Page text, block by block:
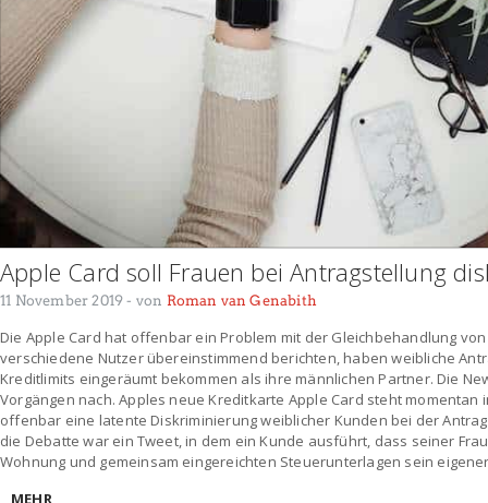
Apple Card soll Frauen bei Antragstellung
11 November 2019 - von Roman van Genabith
Die Apple Card hat offenbar ein Problem mit der Gleichbehandlung
verschiedene Nutzer übereinstimmend berichten, haben weibliche
Kreditlimits eingeräumt bekommen als ihre männlichen Partner. Die
Vorgängen nach. Apples neue Kreditkarte Apple Card steht momentan
offenbar eine latente Diskriminierung weiblicher Kunden bei der
die Debatte war ein Tweet, in dem ein Kunde ausführt, dass seiner
Wohnung und gemeinsam eingereichten Steuerunterlagen sein
MEHR